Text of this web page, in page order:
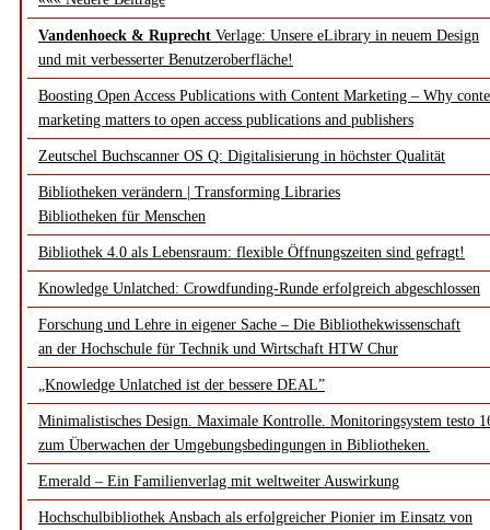
Vandenhoeck & Ruprecht Verlage: Unsere eLibrary in neuem Design
und mit verbesserter Benutzeroberfläche!
Boosting Open Access Publications with Content Marketing – Why
marketing matters to open access publications and publishers
Zeutschel Buchscanner OS Q: Digitalisierung in höchster Qualität
Bibliotheken verändern | Transforming Libraries
Bibliotheken für Menschen
Bibliothek 4.0 als Lebensraum: flexible Öffnungszeiten sind gefragt!
Knowledge Unlatched: Crowdfunding-Runde erfolgreich abgeschlossen
Forschung und Lehre in eigener Sache – Die Bibliothekwissenschaft
an der Hochschule für Technik und Wirtschaft HTW Chur
„Knowledge Unlatched ist der bessere DEAL”
Minimalistisches Design. Maximale Kontrolle. Monitoringsystem testo
zum Überwachen der Umgebungsbedingungen in Bibliotheken.
Emerald – Ein Familienverlag mit weltweiter Auswirkung
Hochschulbibliothek Ansbach als erfolgreicher Pionier im Einsatz von